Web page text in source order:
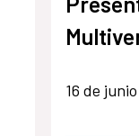
16 de